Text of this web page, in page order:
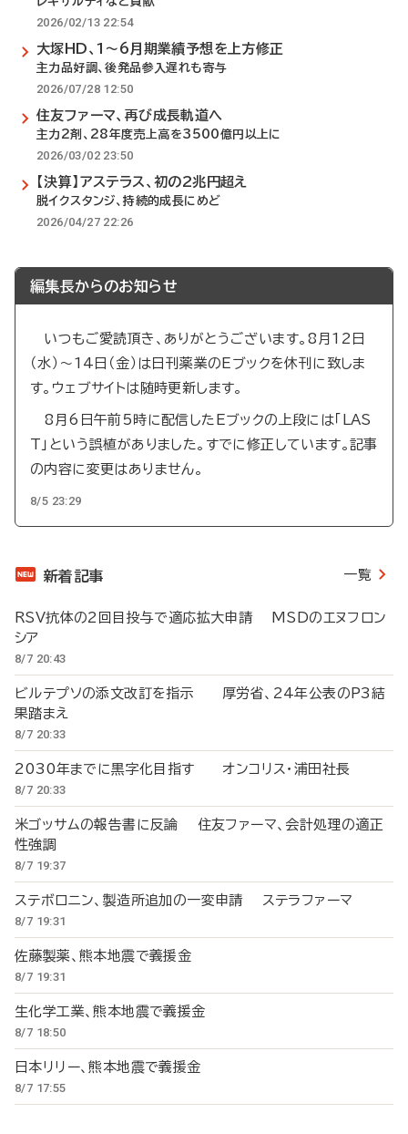
2026/02/13 22:54
大塚HD、1～6月期業績予想を上方修正
主力品好調、後発品参入遅れも寄与
2026/07/28 12:50
住友ファーマ、再び成長軌道へ
主力2剤、28年度売上高を3500億円以上に
2026/03/02 23:50
【決算】アステラス、初の2兆円超え
脱イクスタンジ、持続的成長にめど
2026/04/27 22:26
編集長からのお知らせ
いつもご愛読頂き、ありがとうございます。8月12日
（水）～14日（金）は日刊薬業のEブックを休刊に致しま
す。ウェブサイトは随時更新します。
8月6日午前5時に配信したEブックの上段には「LAS
T」という誤植がありました。すでに修正しています。記事
の内容に変更はありません。
8/5 23:29
新着記事 一覧
RSV抗体の2回目投与で適応拡大申請 MSDのエヌフロン
シア
8/7 20:43
ビルテプソの添文改訂を指示 厚労省、24年公表のP3結
果踏まえ
8/7 20:33
2030年までに黒字化目指す オンコリス・浦田社長
8/7 20:33
米ゴッサムの報告書に反論 住友ファーマ、会計処理の適正
性強調
8/7 19:37
ステボロニン、製造所追加の一変申請 ステラファーマ
8/7 19:31
佐藤製薬、熊本地震で義援金
8/7 19:31
生化学工業、熊本地震で義援金
8/7 18:50
日本リリー、熊本地震で義援金
8/7 17:55